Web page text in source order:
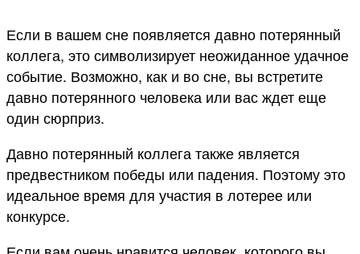
Если в вашем сне появляется давно потерянный
коллега, это символизирует неожиданное удачное
событие. Возможно, как и во сне, вы встретите
давно потерянного человека или вас ждет еще
один сюрприз.
Давно потерянный коллега также является
предвестником победы или падения. Поэтому это
идеальное время для участия в лотерее или
конкурсе.